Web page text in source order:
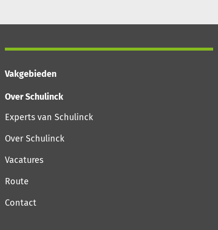
Vakgebieden
Over Schulinck
Experts van Schulinck
Over Schulinck
Vacatures
Route
Contact